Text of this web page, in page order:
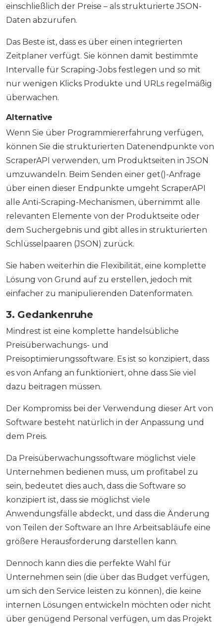
einschließlich der Preise – als strukturierte JSON-
Daten abzurufen.
Das Beste ist, dass es über einen integrierten
Zeitplaner verfügt. Sie können damit bestimmte
Intervalle für Scraping-Jobs festlegen und so mit
nur wenigen Klicks Produkte und URLs regelmäßig
überwachen.
Alternative
Wenn Sie über Programmiererfahrung verfügen,
können Sie die strukturierten Datenendpunkte von
ScraperAPI verwenden, um Produktseiten in JSON
umzuwandeln. Beim Senden einer get()-Anfrage
über einen dieser Endpunkte umgeht ScraperAPI
alle Anti-Scraping-Mechanismen, übernimmt alle
relevanten Elemente von der Produktseite oder
dem Suchergebnis und gibt alles in strukturierten
Schlüsselpaaren (JSON) zurück.
Sie haben weiterhin die Flexibilität, eine komplette
Lösung von Grund auf zu erstellen, jedoch mit
einfacher zu manipulierenden Datenformaten.
3. Gedankenruhe
Mindrest ist eine komplette handelsübliche
Preisüberwachungs- und
Preisoptimierungssoftware. Es ist so konzipiert, dass
es von Anfang an funktioniert, ohne dass Sie viel
dazu beitragen müssen.
Der Kompromiss bei der Verwendung dieser Art von
Software besteht natürlich in der Anpassung und
dem Preis.
Da Preisüberwachungssoftware möglichst viele
Unternehmen bedienen muss, um profitabel zu
sein, bedeutet dies auch, dass die Software so
konzipiert ist, dass sie möglichst viele
Anwendungsfälle abdeckt, und dass die Änderung
von Teilen der Software an Ihre Arbeitsabläufe eine
größere Herausforderung darstellen kann.
Dennoch kann dies die perfekte Wahl für
Unternehmen sein (die über das Budget verfügen,
um sich den Service leisten zu können), die keine
internen Lösungen entwickeln möchten oder nicht
über genügend Personal verfügen, um das Projekt